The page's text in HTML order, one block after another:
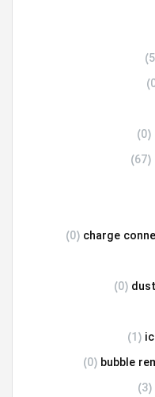
(0)
(67)
(0)
(0)
(1)
(0)
(3)